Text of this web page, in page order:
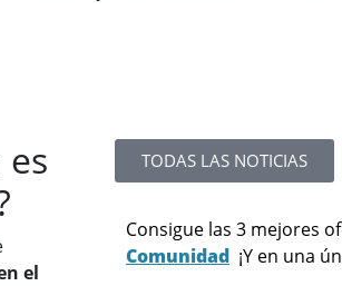
el
TODAS LAS NOTICIAS
Consigue las 3 mejores
Comunidad ¡Y en una